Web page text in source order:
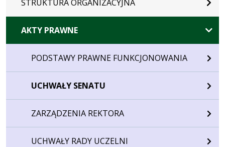
STRUKTURA ORGANIZACYJNA
AKTY PRAWNE
PODSTAWY PRAWNE FUNKCJONOWANIA
UCHWAŁY SENATU
ZARZĄDZENIA REKTORA
UCHWAŁY RADY UCZELNI